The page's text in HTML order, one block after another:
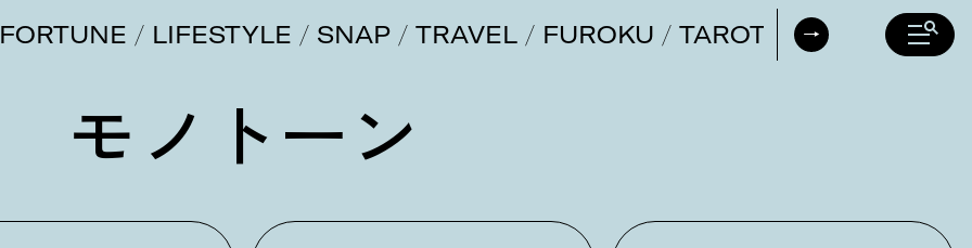
FORTUNE LIFESTYLE SNAP TRAVEL FUROKU TAROT DAILY
モノトーン